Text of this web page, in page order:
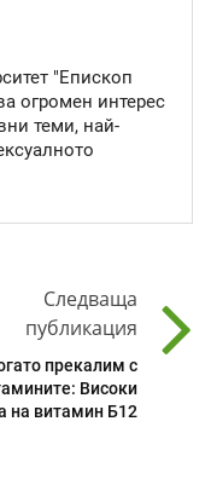
"Епископ
огромен интерес
теми, най-
Следваща
публикация
прекалим с
Високи
на витамин Б12